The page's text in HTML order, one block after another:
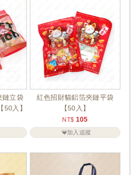
鏈立袋
入】
紅色招財貓鋁箔夾鏈平袋
【50入】
NT$ 105
加入追蹤